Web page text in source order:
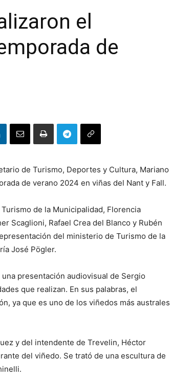
el
de
de Turismo, Deportes y Cultura, Mariano
de verano 2024 en viñas del Nant y Fall.
de la Municipalidad, Florencia
Scaglioni, Rafael Crea del Blanco y Rubén
del ministerio de Turismo de la
José Pögler.
presentación audiovisual de Sergio
que realizan. En sus palabras, el
ya que es uno de los viñedos más australes
y del intendente de Trevelin, Héctor
del viñedo. Se trató de una escultura de